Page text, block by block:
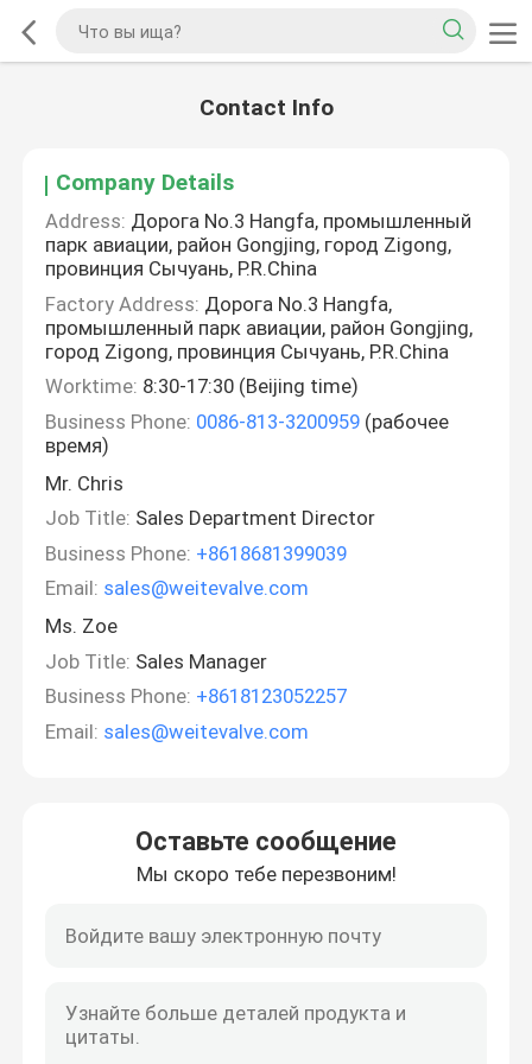
Contact Info
Company Details
Address: Дорога No.3 Hangfa, промышленный
парк авиации, район Gongjing, город Zigong,
провинция Сычуань, P.R.China
Factory Address: Дорога No.3 Hangfa,
промышленный парк авиации, район Gongjing,
город Zigong, провинция Сычуань, P.R.China
Worktime: 8:30-17:30 (Beijing time)
Business Phone: 0086-813-3200959 (рабочее
время)
Mr. Chris
Job Title: Sales Department Director
Business Phone: +8618681399039
Email: sales@weitevalve.com
Ms. Zoe
Job Title: Sales Manager
Business Phone: +8618123052257
Email: sales@weitevalve.com
Оставьте сообщение
Мы скоро тебе перезвоним!